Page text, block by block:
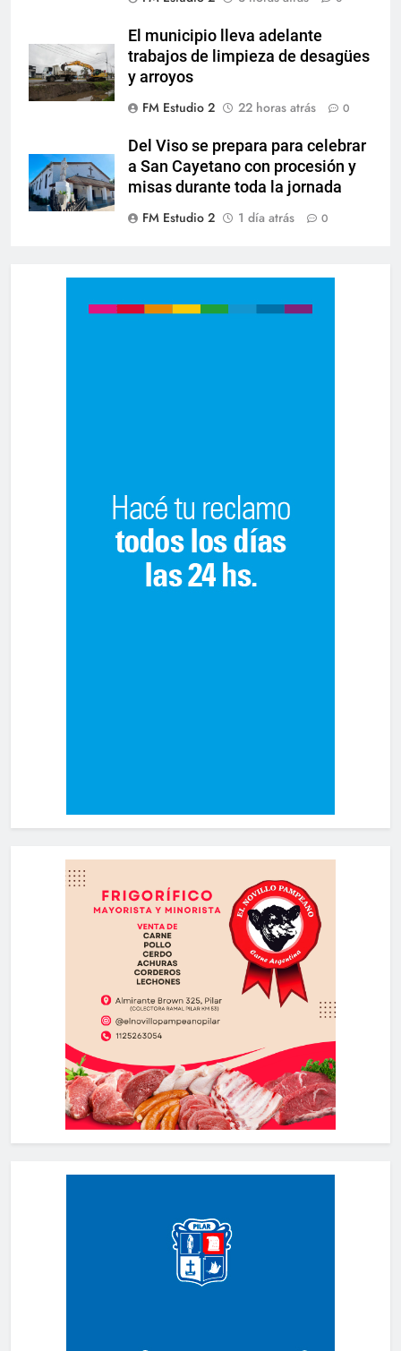
El municipio lleva adelante
trabajos de limpieza de desagües
y arroyos
FM Estudio 2
22 horas atrás 0
Del Viso se prepara para celebrar
a San Cayetano con procesión y
misas durante toda la jornada
FM Estudio 2
1 día atrás 0